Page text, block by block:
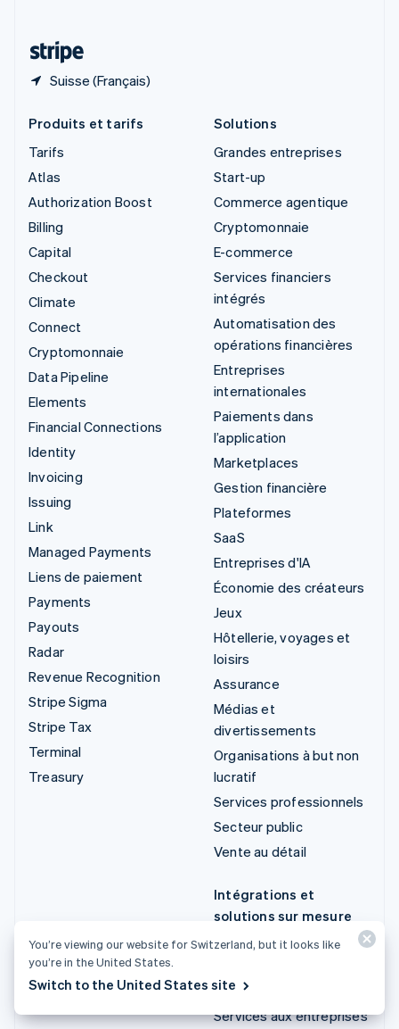
Suisse (Français)
Produits et tarifs
Tarifs
Atlas
Authorization Boost
Billing
Capital
Checkout
Climate
Connect
Cryptomonnaie
Data Pipeline
Elements
Financial Connections
Identity
Invoicing
Issuing
Link
Managed Payments
Liens de paiement
Payments
Payouts
Radar
Revenue Recognition
Stripe Sigma
Stripe Tax
Terminal
Treasury
Solutions
Grandes entreprises
Start-up
Commerce agentique
Cryptomonnaie
E-commerce
Services financiers
intégrés
Automatisation des
opérations financières
Entreprises
internationales
Paiements dans
l’application
Marketplaces
Gestion financière
Plateformes
SaaS
Entreprises d'IA
Économie des créateurs
Jeux
Hôtellerie, voyages et
loisirs
Assurance
Médias et
divertissements
Organisations à but non
lucratif
Services professionnels
Secteur public
Vente au détail
Intégrations et
solutions sur mesure
Stripe App Marketplace
partenaires Stripe
Services aux entreprises
You’re viewing our website for Switzerland, but it looks like
you’re in the United States.
Switch to the United States site